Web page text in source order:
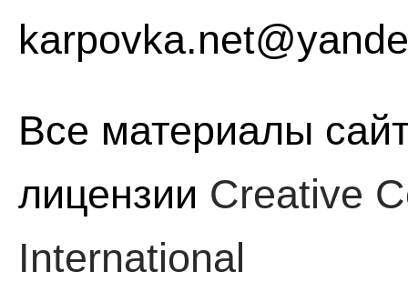
Все материалы
лицензии Creative
International